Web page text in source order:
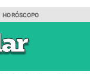
HORÓSCOPO